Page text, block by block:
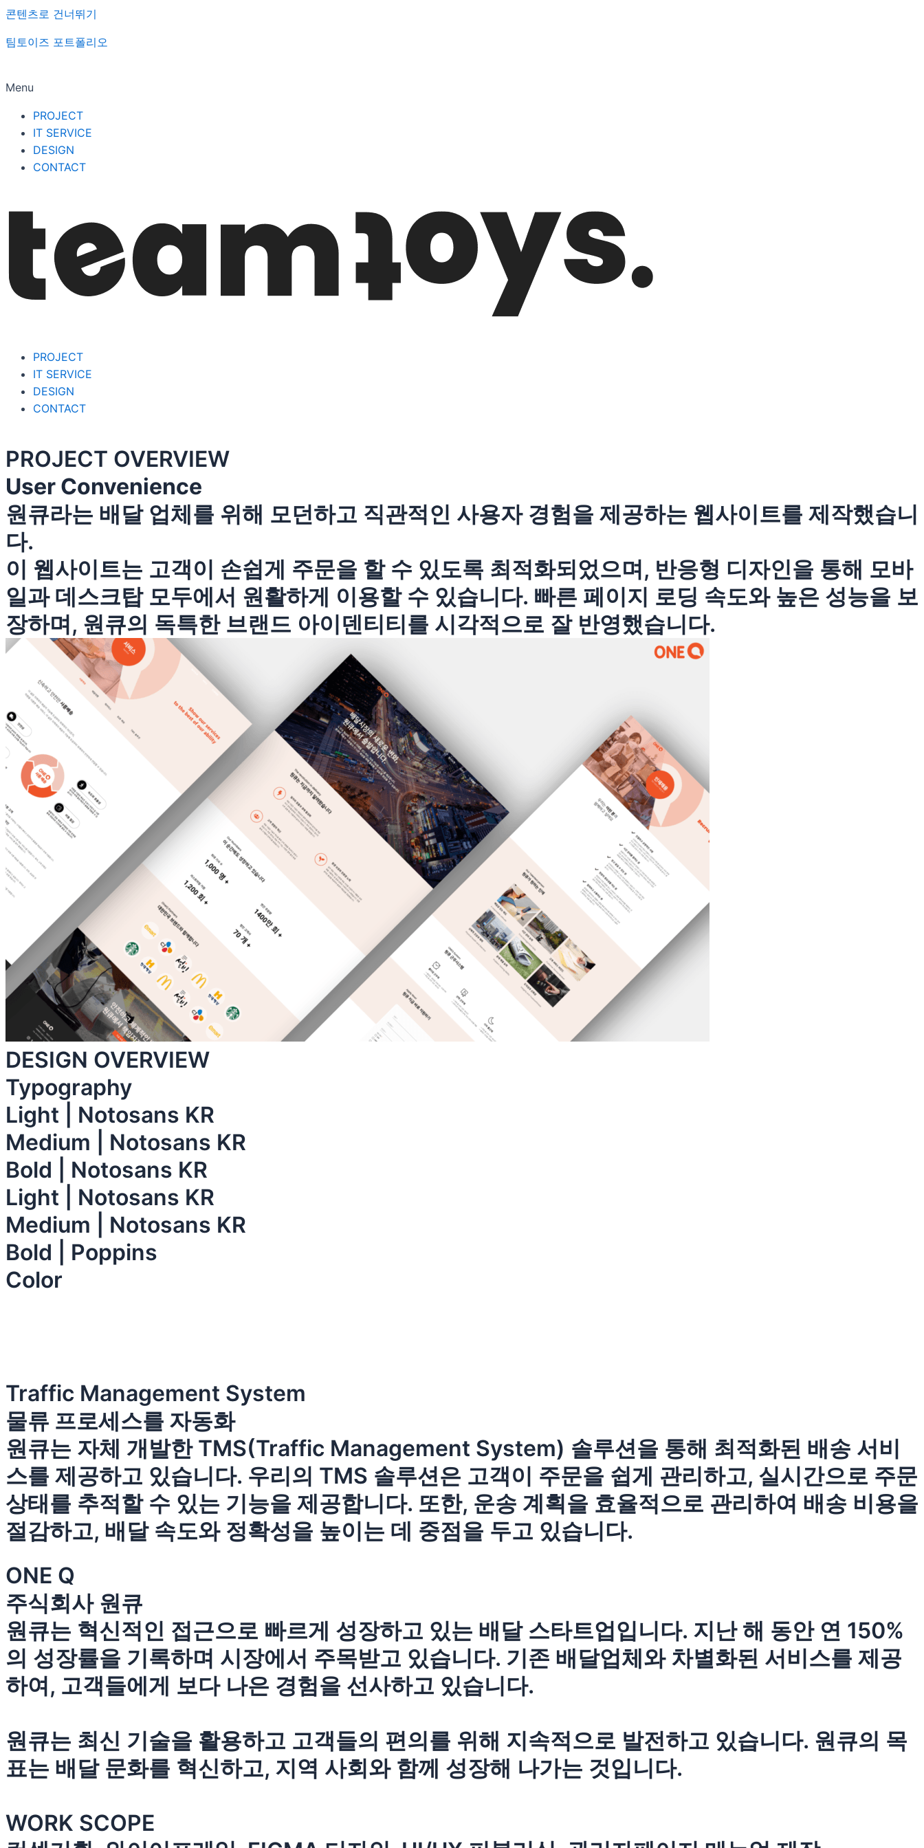
콘텐츠로 건너뛰기
팀토이즈 포트폴리오
Menu
PROJECT
IT SERVICE
DESIGN
CONTACT
PROJECT
IT SERVICE
DESIGN
CONTACT
PROJECT OVERVIEW
User Convenience
원큐라는 배달 업체를 위해 모던하고 직관적인 사용자 경험을 제공하는 웹사이트를 제작했습니
다.
이 웹사이트는 고객이 손쉽게 주문을 할 수 있도록 최적화되었으며, 반응형 디자인을 통해 모바
일과 데스크탑 모두에서 원활하게 이용할 수 있습니다. 빠른 페이지 로딩 속도와 높은 성능을 보
장하며, 원큐의 독특한 브랜드 아이덴티티를 시각적으로 잘 반영했습니다.
DESIGN OVERVIEW
Typography
Light | Notosans KR
Medium | Notosans KR
Bold | Notosans KR
Light | Notosans KR
Medium | Notosans KR
Bold | Poppins
Color
Traffic Management System
물류 프로세스를 자동화
원큐는 자체 개발한 TMS(Traffic Management System) 솔루션을 통해 최적화된 배송 서비
스를 제공하고 있습니다. 우리의 TMS 솔루션은 고객이 주문을 쉽게 관리하고, 실시간으로 주문
상태를 추적할 수 있는 기능을 제공합니다. 또한, 운송 계획을 효율적으로 관리하여 배송 비용을
절감하고, 배달 속도와 정확성을 높이는 데 중점을 두고 있습니다.
ONE Q
주식회사 원큐
원큐는 혁신적인 접근으로 빠르게 성장하고 있는 배달 스타트업입니다. 지난 해 동안 연 150%
의 성장률을 기록하며 시장에서 주목받고 있습니다. 기존 배달업체와 차별화된 서비스를 제공
하여, 고객들에게 보다 나은 경험을 선사하고 있습니다.
원큐는 최신 기술을 활용하고 고객들의 편의를 위해 지속적으로 발전하고 있습니다. 원큐의 목
표는 배달 문화를 혁신하고, 지역 사회와 함께 성장해 나가는 것입니다.
WORK SCOPE